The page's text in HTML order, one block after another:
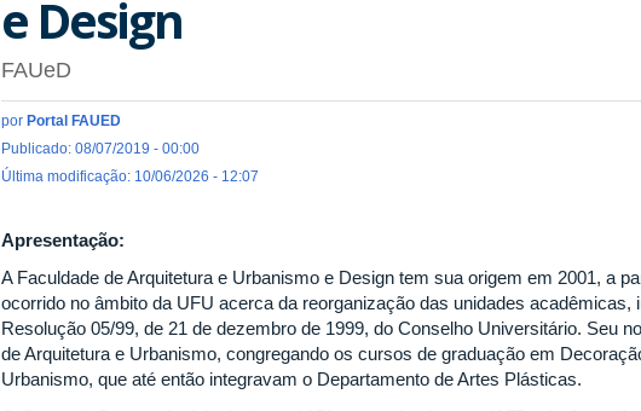
e Design
FAUeD
por Portal FAUED
Publicado: 08/07/2019 - 00:00
Última modificação: 10/06/2026 - 12:07
Apresentação:
A Faculdade de Arquitetura e Urbanismo e Design tem sua origem em 2001, a
ocorrido no âmbito da UFU acerca da reorganização das unidades acadêmicas,
Resolução 05/99, de 21 de dezembro de 1999, do Conselho Universitário. Seu
de Arquitetura e Urbanismo, congregando os cursos de graduação em
Urbanismo, que até então integravam o Departamento de Artes Plásticas.